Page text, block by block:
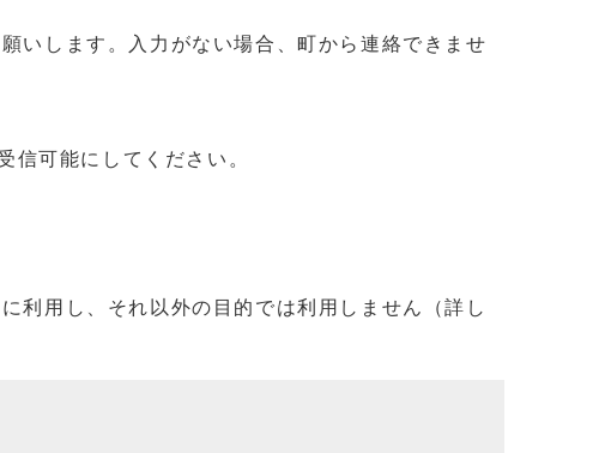
いします。入力がない場合、町から連絡できませ
可能にしてください。
利用し、それ以外の目的では利用しません（詳し